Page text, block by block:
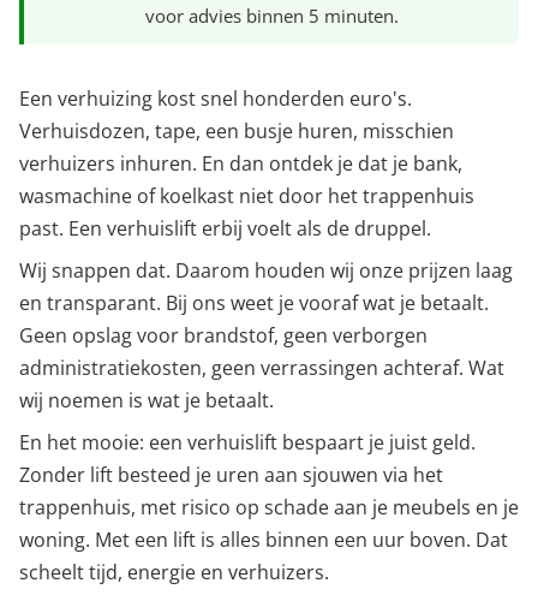
voor advies binnen 5 minuten.
Een verhuizing kost snel honderden euro's.
Verhuisdozen, tape, een busje huren, misschien
verhuizers inhuren. En dan ontdek je dat je bank,
wasmachine of koelkast niet door het trappenhuis
past. Een verhuislift erbij voelt als de druppel.
Wij snappen dat. Daarom houden wij onze prijzen laag
en transparant. Bij ons weet je vooraf wat je betaalt.
Geen opslag voor brandstof, geen verborgen
administratiekosten, geen verrassingen achteraf. Wat
wij noemen is wat je betaalt.
En het mooie: een verhuislift bespaart je juist geld.
Zonder lift besteed je uren aan sjouwen via het
trappenhuis, met risico op schade aan je meubels en je
woning. Met een lift is alles binnen een uur boven. Dat
scheelt tijd, energie en verhuizers.